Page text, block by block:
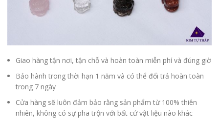
Giao hàng tận nơi, tận chỗ và hoàn toàn miễn phí và đúng giờ
Bảo hành trong thời hạn 1 năm và có thể đổi trả hoàn toàn
trong 7 ngày
Cửa hàng sẽ luôn đảm bảo rằng sản phẩm từ 100% thiên
nhiên, không có sự pha trộn với bất cứ vật liệu nào khác